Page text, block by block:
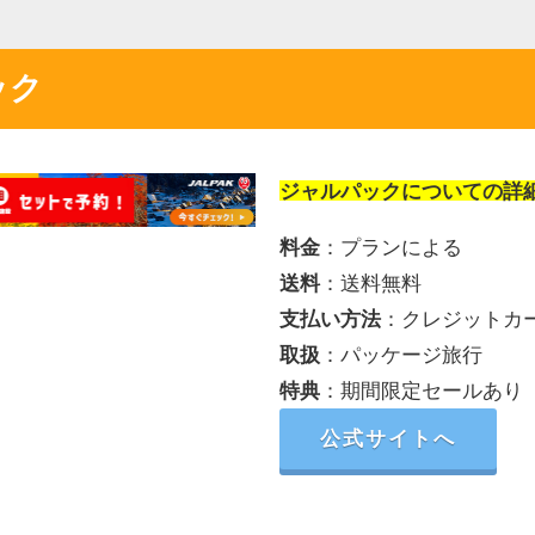
ジャルパックについての詳
料金：プランによる
送料：送料無料
支払い方法：クレジットカ
取扱 ：パッケージ旅行
特典：期間限定セールあり
公式サイトへ